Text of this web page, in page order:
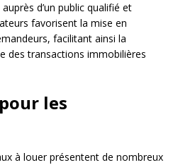
d’un public qualifié et
favorisent la mise en
facilitant ainsi la
des transactions immobilières
les
à louer présentent de nombreux